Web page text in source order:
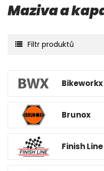
Maziva a
Filtr produktů
Bikeworkx
Brunox
Finish Line